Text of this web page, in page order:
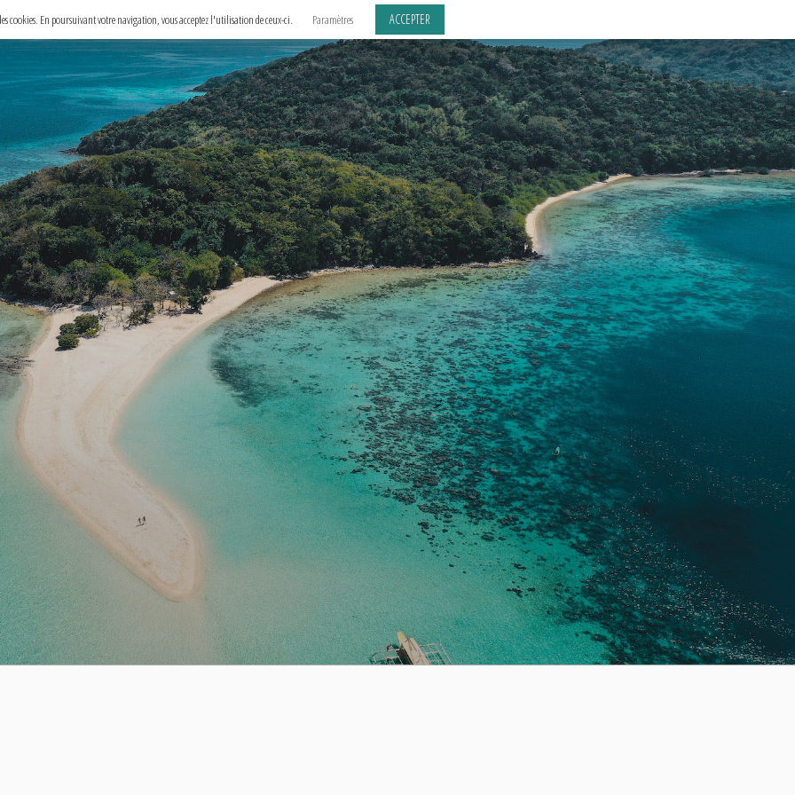
cookies. En poursuivant votre navigation, vous acceptez l'utilisation de ceux-ci. Paramètres ACCEPTER